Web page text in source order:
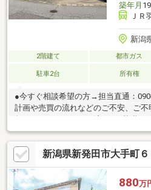
築年月
ＪＲ
新潟
2階建て 都市ガス
駐車2台 所有権
●今すぐ相談希望の方→担当直通：
計画や売買の流れなどのご不安、ご
ているため実質ほぼ築19年です！■並
LDK+2部屋で使い勝手◎■閑静な住宅
が徒歩圏内です◎※売主様による契約
新発田市立東小学校：徒歩10分(800
歩9分(650ｍ)※多少差異あり
新潟県新発田市大手町
880万